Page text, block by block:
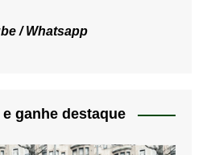
/Whatsapp
ganhe destaque